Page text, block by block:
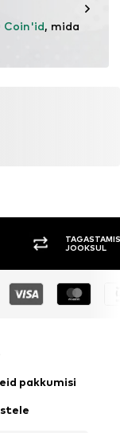
Coin'id, mida
JOOKSUL
pakkumisi